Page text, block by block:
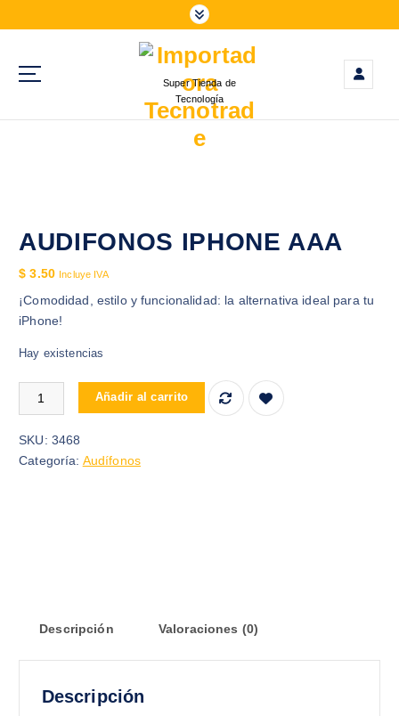
a
Super Tienda de
Tecnología
AUDIFONOS IPHONE AAA
$ 3.50 Incluye IVA
¡Comodidad, estilo y funcionalidad: la alternativa ideal para tu
iPhone!
Hay existencias
AUDIFONOS IPHONE AAA cantidad
Añadir al carrito
SKU: 3468
Categoría: Audífonos
Descripción Valoraciones (0)
Descripción